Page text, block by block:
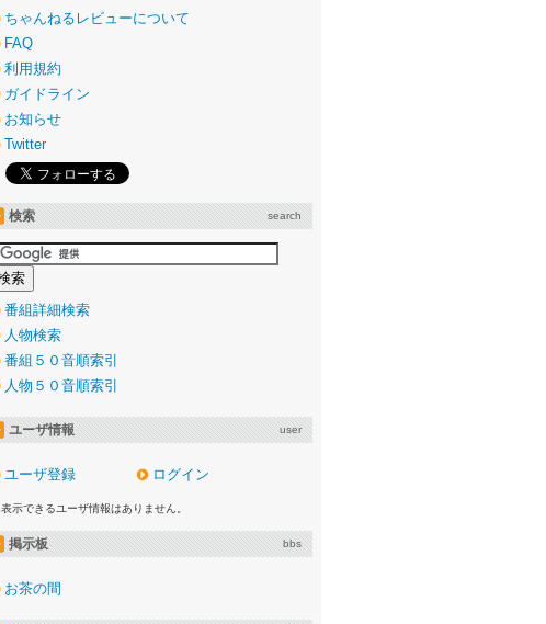
ちゃんねるレビューについて
FAQ
利用規約
ガイドライン
お知らせ
Twitter
検索 search
番組詳細検索
人物検索
番組５０音順索引
人物５０音順索引
ユーザ情報 user
ユーザ登録 ログイン
表示できるユーザ情報はありません。
掲示板 bbs
お茶の間